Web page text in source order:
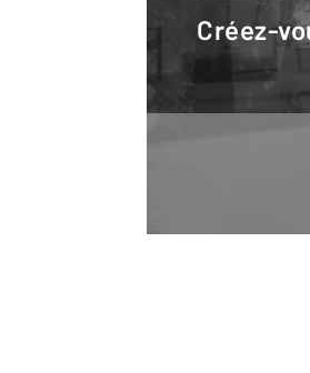
Créez-vous une alerte mail pour être averti quand une annonce est en ligne et consultez la